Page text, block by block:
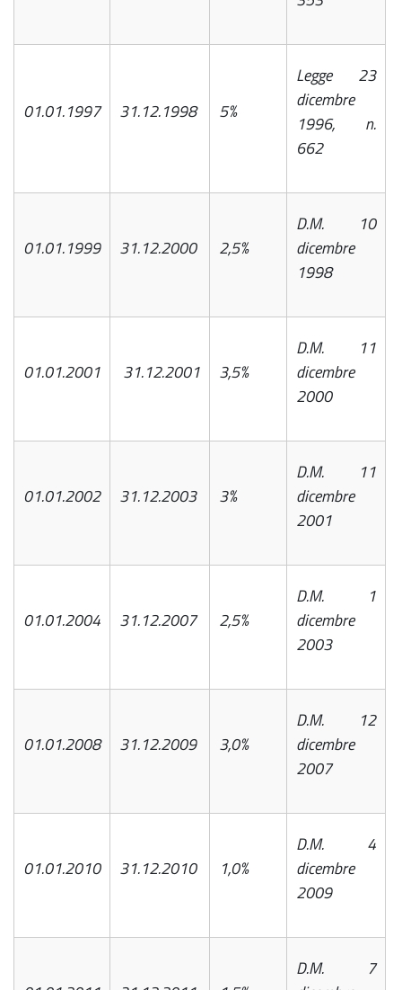
01.01.1997 31.12.1998 5%
Legge 23
dicembre
1996, n.
662
01.01.1999 31.12.2000 2,5%
D.M. 10
dicembre
1998
01.01.2001 31.12.2001 3,5%
D.M. 11
dicembre
2000
01.01.2002 31.12.2003 3%
D.M. 11
dicembre
2001
01.01.2004 31.12.2007 2,5%
D.M. 1
dicembre
2003
01.01.2008 31.12.2009 3,0%
D.M. 12
dicembre
2007
01.01.2010 31.12.2010 1,0%
D.M. 4
dicembre
2009
D.M. 7